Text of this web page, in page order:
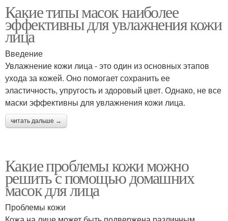
Какие типы масок наиболее
эффективны для увлажнения кожи
лица
Введение
Увлажнение кожи лица - это один из основных этапов
ухода за кожей. Оно помогает сохранить ее
эластичность, упругость и здоровый цвет. Однако, не все
маски эффективны для увлажнения кожи лица.
читать дальше →
Какие проблемы кожи можно
решить с помощью домашних
масок для лица
Проблемы кожи